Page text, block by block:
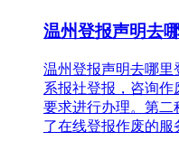
温州登报声明去
温州登报声明去哪里
系报社登报，咨询
要求进行办理。第二
了在线登报作废的服